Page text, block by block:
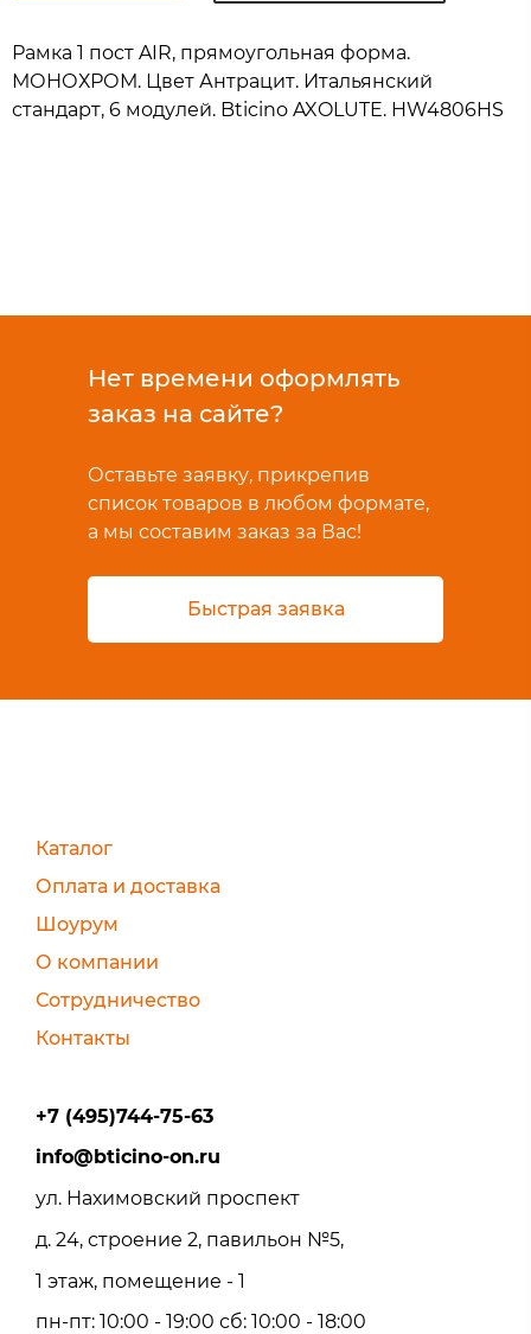
Рамка 1 пост AIR, прямоугольная форма.
МОНОХРОМ. Цвет Антрацит. Итальянский
стандарт, 6 модулей. Bticino AXOLUTE. HW4806HS
Нет времени оформлять
заказ на сайте?
Оставьте заявку, прикрепив
список товаров в любом формате,
а мы составим заказ за Вас!
Быстрая заявка
Каталог
Оплата и доставка
Шоурум
О компании
Сотрудничество
Контакты
+7 (495)744-75-63
info@bticino-on.ru
ул. Нахимовский проспект
д. 24, строение 2, павильон №5,
1 этаж, помещение - 1
пн-пт: 10:00 - 19:00 сб: 10:00 - 18:00